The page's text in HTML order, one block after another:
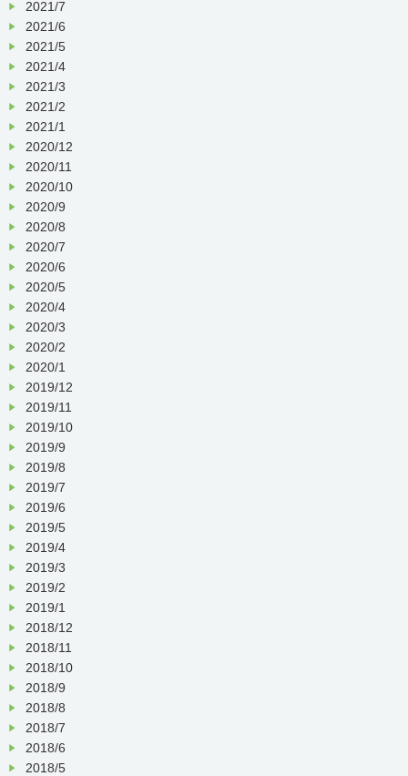
2021/7
2021/6
2021/5
2021/4
2021/3
2021/2
2021/1
2020/12
2020/11
2020/10
2020/9
2020/8
2020/7
2020/6
2020/5
2020/4
2020/3
2020/2
2020/1
2019/12
2019/11
2019/10
2019/9
2019/8
2019/7
2019/6
2019/5
2019/4
2019/3
2019/2
2019/1
2018/12
2018/11
2018/10
2018/9
2018/8
2018/7
2018/6
2018/5